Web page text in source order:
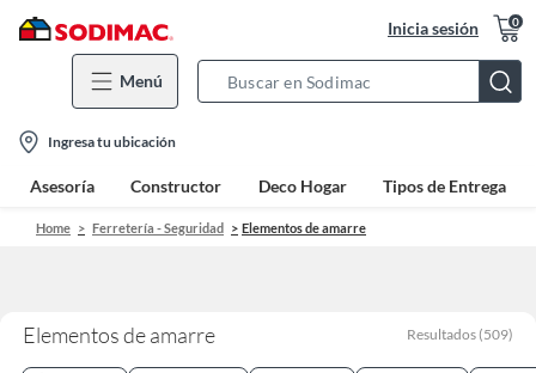
Inicia sesión 0
Menú
Bar
location-
icon
Ingresa tu ubicación
Asesoría Constructor Deco Hogar Tipos de Entrega
Home Ferretería - Seguridad Elementos de amarre
Elementos de amarre Resultados (509)